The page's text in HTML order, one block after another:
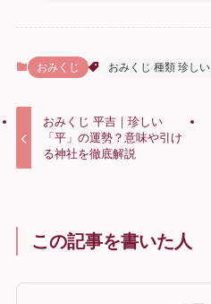
おみくじ おみくじ 種類 珍しい
おみくじ 平吉｜珍しい
「平」の運勢？意味や引け
る神社を徹底解説
この記事を書いた人